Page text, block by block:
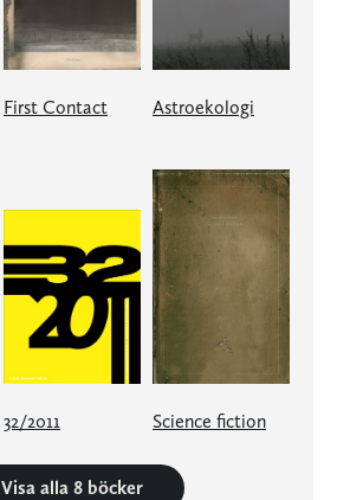
First Contact Astroekologi
32/2011 Science fiction
Visa alla 8 böcker